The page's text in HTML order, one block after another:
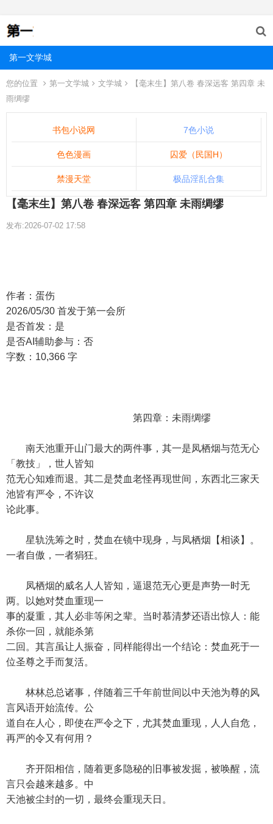
第一文学城
您的位置 第一文学城 文学城
【毫末生】第八卷 春深远客 第四章 未
雨绸缪
书包小说网 7色小说
色色漫画 囚爱（民国H）
禁漫天堂 极品淫乱合集
【毫末生】第八卷 春深远客 第四章 未雨绸缪
发布:2026-07-02 17:58
作者：蛋伤
2026/05/30 首发于第一会所
是否首发：是
是否AI辅助参与：否
字数：10,366 字
第四章：未雨绸缪
南天池重开山门最大的两件事，其一是凤栖烟与范无心
「教技」，世人皆知
范无心知难而退。其二是焚血老怪再现世间，东西北三家天
池皆有严令，不许议
论此事。
星轨洗筹之时，焚血在镜中现身，与凤栖烟【相谈】。
一者自傲，一者狷狂。
凤栖烟的威名人人皆知，逼退范无心更是声势一时无
两。以她对焚血重现一
事的凝重，其人必非等闲之辈。当时慕清梦还语出惊人：能
杀你一回，就能杀第
二回。其言虽让人振奋，同样能得出一个结论：焚血死于一
位圣尊之手而复活。
林林总总诸事，伴随着三千年前世间以中天池为尊的风
言风语开始流传。公
道自在人心，即使在严令之下，尤其焚血重现，人人自危，
再严的令又有何用？
齐开阳相信，随着更多隐秘的旧事被发掘，被唤醒，流
言只会越来越多。中
天池被尘封的一切，最终会重现天日。